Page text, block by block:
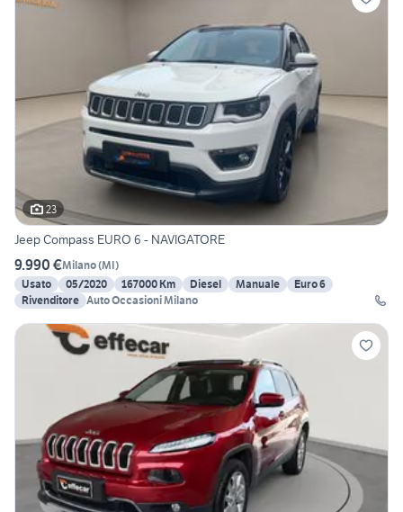
23
Jeep Compass EURO 6 - NAVIGATORE
9.990 €Milano(MI)
Usato
05/2020 167000 Km Diesel Manuale
Euro 6
Rivenditore Auto Occasioni Milano